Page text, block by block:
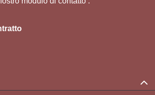
– opens in a new browser tab (external
Instagram – opens in a new browser tab
on Pinterest – opens in a new browser
us on X – opens in a new browser tab